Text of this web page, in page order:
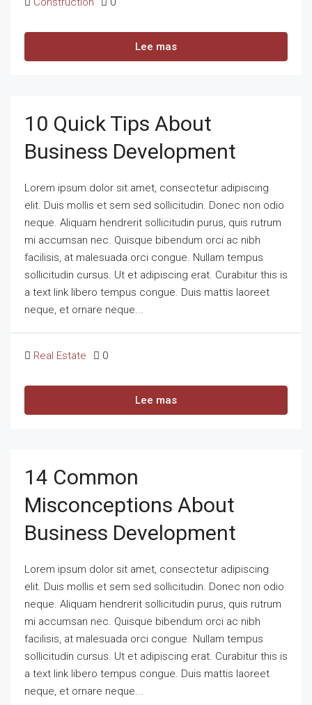
Lee mas
10 Quick Tips About
Business Development
Lorem ipsum dolor sit amet, consectetur adipiscing
elit. Duis mollis et sem sed sollicitudin. Donec non odio
neque. Aliquam hendrerit sollicitudin purus, quis rutrum
mi accumsan nec. Quisque bibendum orci ac nibh
facilisis, at malesuada orci congue. Nullam tempus
sollicitudin cursus. Ut et adipiscing erat. Curabitur this is
a text link libero tempus congue. Duis mattis laoreet
neque, et ornare neque...
Real Estate 0
Lee mas
14 Common
Misconceptions About
Business Development
Lorem ipsum dolor sit amet, consectetur adipiscing
elit. Duis mollis et sem sed sollicitudin. Donec non odio
neque. Aliquam hendrerit sollicitudin purus, quis rutrum
mi accumsan nec. Quisque bibendum orci ac nibh
facilisis, at malesuada orci congue. Nullam tempus
sollicitudin cursus. Ut et adipiscing erat. Curabitur this is
a text link libero tempus congue. Duis mattis laoreet
neque, et ornare neque...